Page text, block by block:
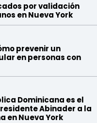
por validación
en Nueva York
prevenir un
en personas con
Dominicana es el
Abinader a la
en Nueva York